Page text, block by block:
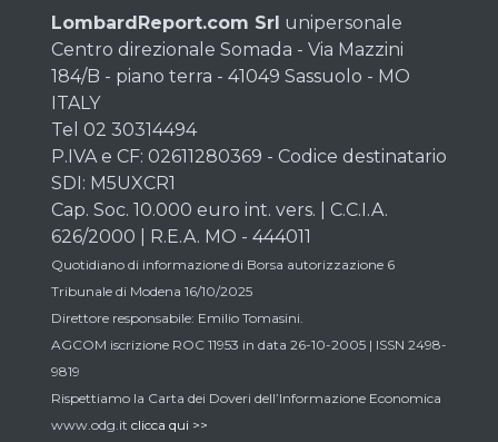
LombardReport.com Srl unipersonale
Centro direzionale Somada - Via Mazzini
184/B - piano terra - 41049 Sassuolo - MO
ITALY
Tel 02 30314494
P.IVA e CF: 02611280369 - Codice destinatario
SDI: M5UXCR1
Cap. Soc. 10.000 euro int. vers. | C.C.I.A.
626/2000 | R.E.A. MO - 444011
Quotidiano di informazione di Borsa autorizzazione 6
Tribunale di Modena 16/10/2025
Direttore responsabile: Emilio Tomasini.
AGCOM iscrizione ROC 11953 in data 26-10-2005 | ISSN 2498-
9819
Rispettiamo la Carta dei Doveri dell’Informazione Economica
www.odg.it clicca qui >>